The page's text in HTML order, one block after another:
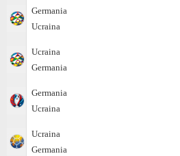
Germania
Ucraina
Ucraina
Germania
Germania
Ucraina
Ucraina
Germania